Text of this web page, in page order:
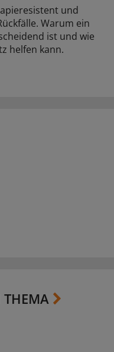
und
Warum ein
ist und wie
helfen kann.
THEMA